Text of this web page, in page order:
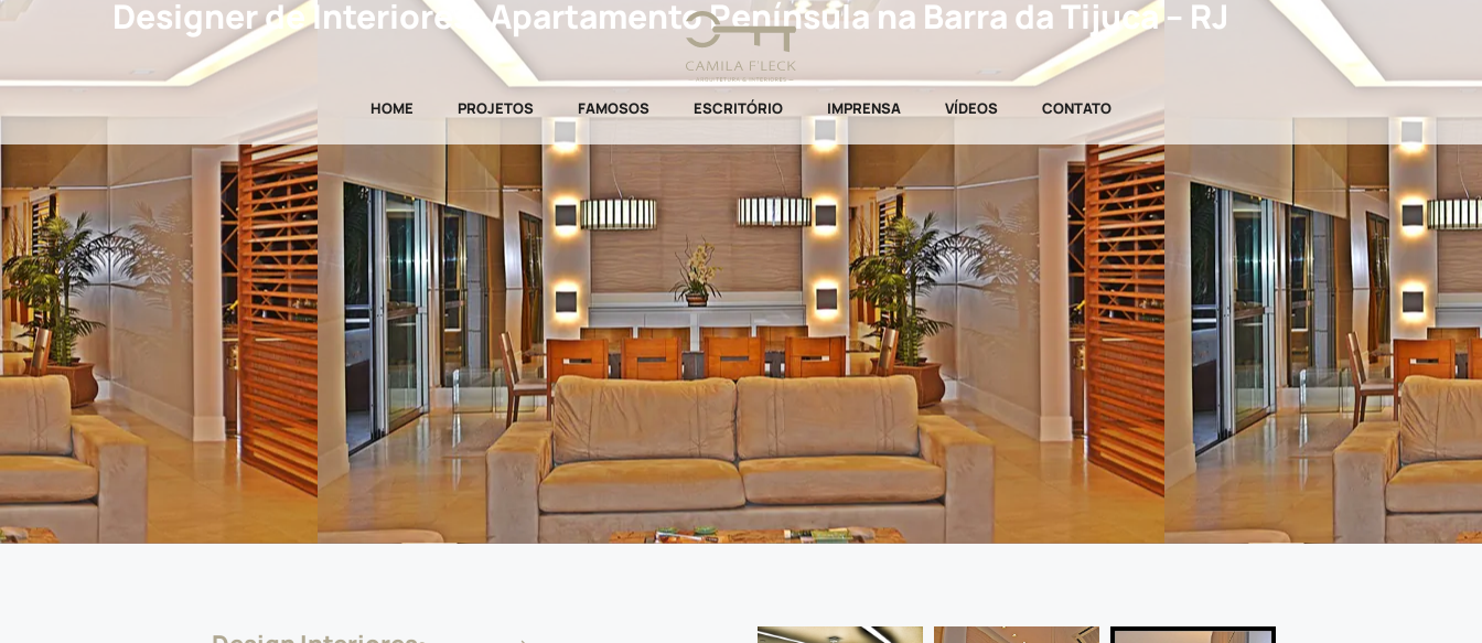
HOME PROJETOS FAMOSOS ESCRITÓRIO IMPRENSA VÍDEOS CONTATO
Designer de Interiores: Apartamento Península na Barra da Tijuca – RJ